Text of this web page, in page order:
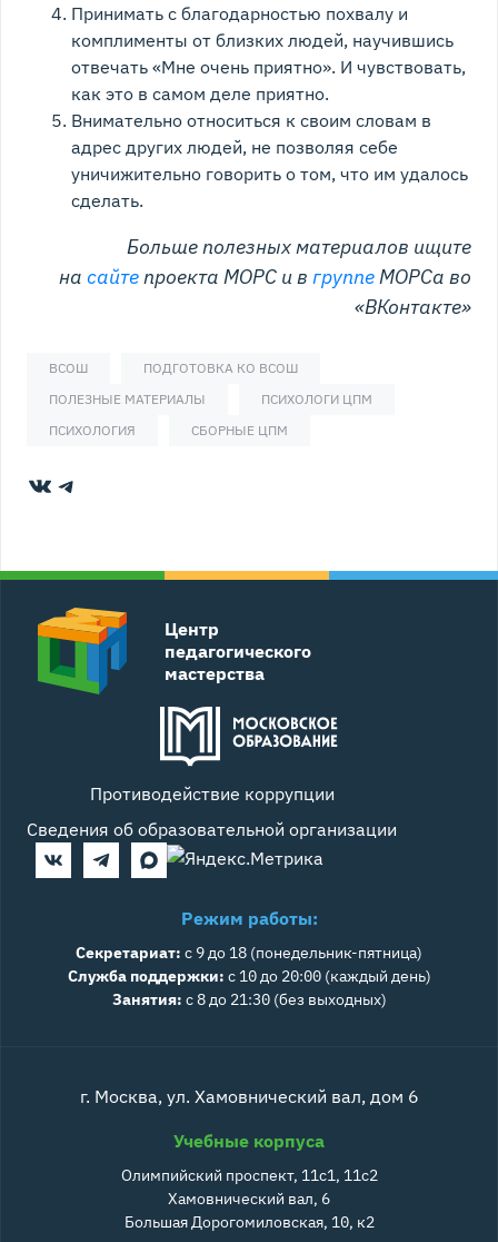
Принимать с благодарностью похвалу и
комплименты от близких людей, научившись
отвечать «Мне очень приятно». И чувствовать,
как это в самом деле приятно.
Внимательно относиться к своим словам в
адрес других людей, не позволяя себе
уничижительно говорить о том, что им удалось
сделать.
Больше полезных материалов ищите
на сайтепроекта МОРС и в группеМОРСа во
«ВКонтакте»
ВСОШ
ПОДГОТОВКА КО ВСОШ
ПОЛЕЗНЫЕ МАТЕРИАЛЫ
ПСИХОЛОГИ ЦПМ
ПСИХОЛОГИЯ
СБОРНЫЕ ЦПМ
ВКонтакте
Telegram
Центр
педагогического
мастерства
Противодействие коррупции
Сведения об образовательной организации
Режим работы:
Секретариат: с 9 до 18 (понедельник-пятница)
Служба поддержки: с 10 до 20:00 (каждый день)
Занятия: с 8 до 21:30 (без выходных)
г. Москва, ул. Хамовнический вал, дом 6
Учебные корпуса
Олимпийский проспект, 11с1, 11с2
Хамовнический вал, 6
Большая Дорогомиловская, 10, к2